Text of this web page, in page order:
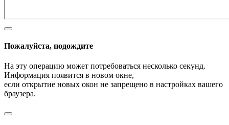
Пожалуйста, подождите
На эту операцию может потребоваться несколько секунд.
Информация появится в новом окне,
если открытие новых окон не запрещено в настройках вашего
браузера.